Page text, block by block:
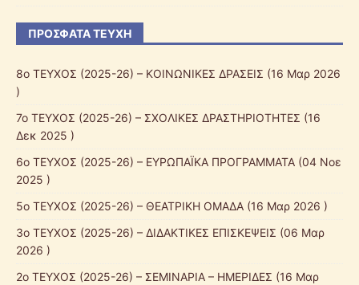
ΠΡΌΣΦΑΤΑ ΤΕΎΧΗ
8ο ΤΕΥΧΟΣ (2025-26) – ΚΟΙΝΩΝΙΚΕΣ ΔΡΑΣΕΙΣ (16 Μαρ 2026
)
7ο ΤΕΥΧΟΣ (2025-26) – ΣΧΟΛΙΚΕΣ ΔΡΑΣΤΗΡΙΟΤΗΤΕΣ (16
Δεκ 2025 )
6ο ΤΕΥΧΟΣ (2025-26) – ΕΥΡΩΠΑΪΚΑ ΠΡΟΓΡΑΜΜΑΤΑ (04 Νοε
2025 )
5ο ΤΕΥΧΟΣ (2025-26) – ΘΕΑΤΡΙΚΗ ΟΜΑΔΑ (16 Μαρ 2026 )
3ο ΤΕΥΧΟΣ (2025-26) – ΔΙΔΑΚΤΙΚΕΣ ΕΠΙΣΚΕΨΕΙΣ (06 Μαρ
2026 )
2ο ΤΕΥΧΟΣ (2025-26) – ΣΕΜΙΝΑΡΙΑ – ΗΜΕΡΙΔΕΣ (16 Μαρ